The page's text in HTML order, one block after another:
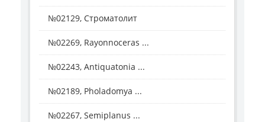
№02129, Строматолит
№02269, Rayonnoceras ...
№02243, Antiquatonia ...
№02189, Pholadomya ...
№02267, Semiplanus ...